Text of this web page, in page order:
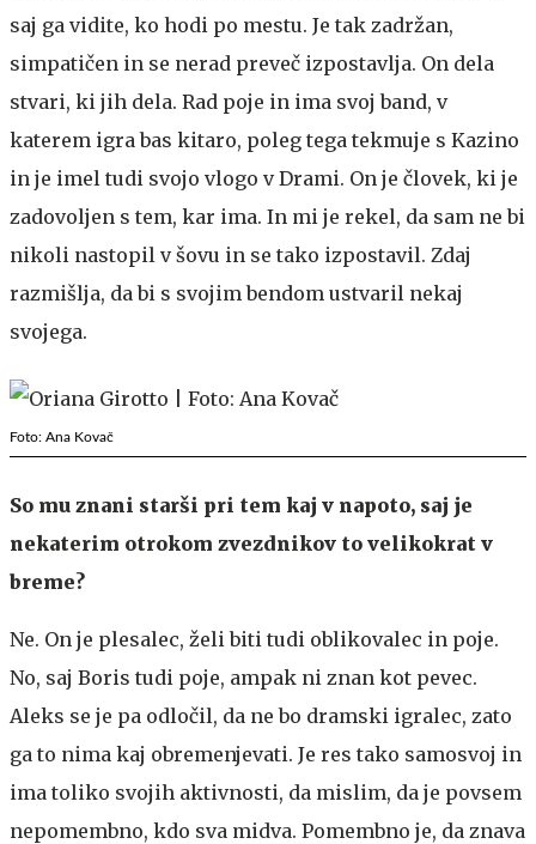
saj ga vidite, ko hodi po mestu. Je tak zadržan,
simpatičen in se nerad preveč izpostavlja. On dela
stvari, ki jih dela. Rad poje in ima svoj band, v
katerem igra bas kitaro, poleg tega tekmuje s Kazino
in je imel tudi svojo vlogo v Drami. On je človek, ki je
zadovoljen s tem, kar ima. In mi je rekel, da sam ne bi
nikoli nastopil v šovu in se tako izpostavil. Zdaj
razmišlja, da bi s svojim bendom ustvaril nekaj
svojega.
Foto: Ana Kovač
So mu znani starši pri tem kaj v napoto, saj je
nekaterim otrokom zvezdnikov to velikokrat v
breme?
Ne. On je plesalec, želi biti tudi oblikovalec in poje.
No, saj Boris tudi poje, ampak ni znan kot pevec.
Aleks se je pa odločil, da ne bo dramski igralec, zato
ga to nima kaj obremenjevati. Je res tako samosvoj in
ima toliko svojih aktivnosti, da mislim, da je povsem
nepomembno, kdo sva midva. Pomembno je, da znava